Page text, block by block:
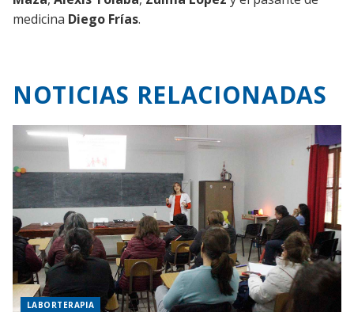
medicina Diego Frías.
NOTICIAS RELACIONADAS
LABORTERAPIA